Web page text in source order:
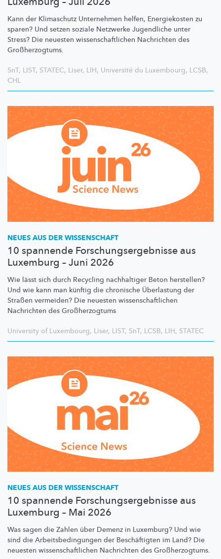
Kann der Klimaschutz Unternehmen helfen, Energiekosten zu
sparen? Und setzen soziale Netzwerke Jugendliche unter
Stress? Die neuesten wissenschaftlichen Nachrichten des
Großherzogtums.
SnT, LIST, STATEC, Liser, LIH, Université du Luxembourg, LCSB,
CHL
NEUES AUS DER WISSENSCHAFT
10 spannende Forschungsergebnisse aus
Luxemburg – Juni 2026
Wie lässt sich durch Recycling nachhaltiger Beton herstellen?
Und wie kann man künftig die chronische Überlastung der
Straßen vermeiden? Die neuesten wissenschaftlichen
Nachrichten des Großherzogtums
University of Luxembourg, Liser, LIST, SnT, LCSB, LIH, STATEC
NEUES AUS DER WISSENSCHAFT
10 spannende Forschungsergebnisse aus
Luxemburg – Mai 2026
Was sagen die Zahlen über Demenz in Luxemburg? Und wie
sind die Arbeitsbedingungen der Beschäftigten im Land? Die
neuesten wissenschaftlichen Nachrichten des Großherzogtums.